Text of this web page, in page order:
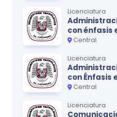
MATERIA
Estudio del Trabajo I
Física II
Matemática IV
Inglés II
Administración
Licenciatura
con énfasis
Central
Licenciatura
con Énfasis
Central
Licenciatura